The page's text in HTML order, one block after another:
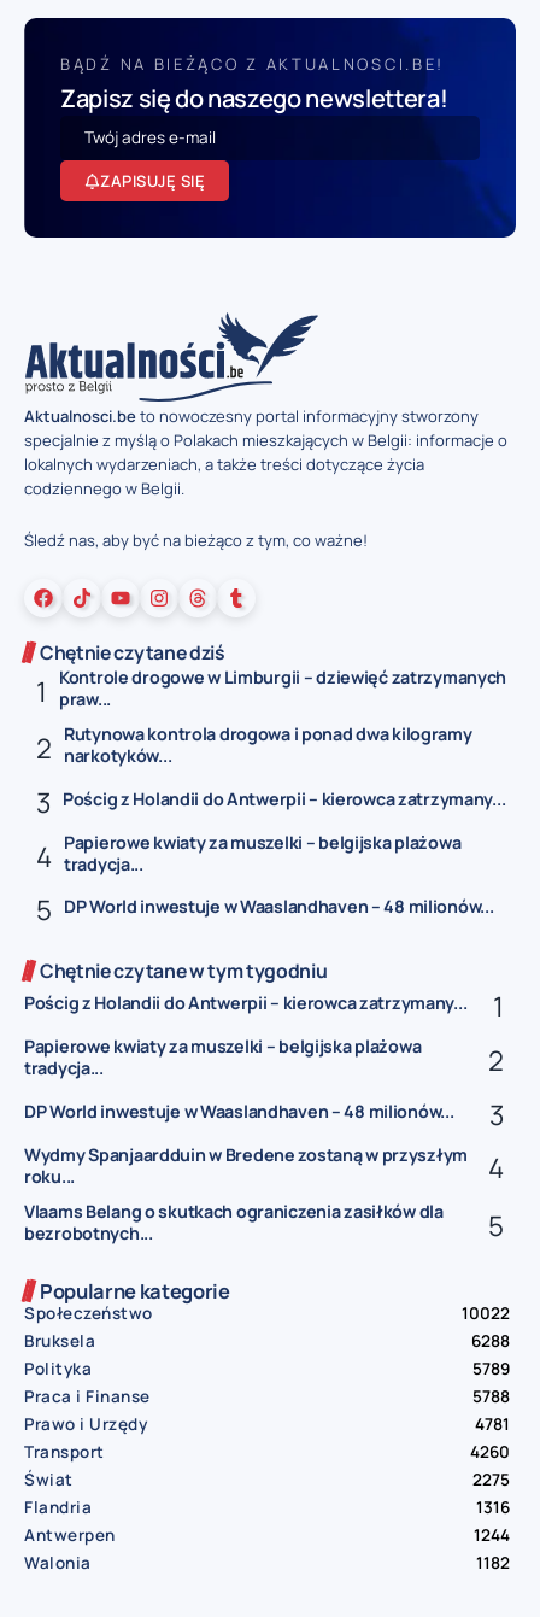
BĄDŹ NA BIEŻĄCO Z AKTUALNOSCI.BE!
Zapisz się do naszego newslettera!
ZAPISUJĘ SIĘ
Aktualnosci.beto nowoczesny portal informacyjny stworzony
specjalnie z myślą o Polakach mieszkających w Belgii: informacje o
lokalnych wydarzeniach, a także treści dotyczące życia
codziennego w Belgii.
Śledź nas, aby być na bieżąco z tym, co ważne!
Chętnie czytane dziś
Kontrole drogowe w Limburgii – dziewięć zatrzymanych
praw...
Rutynowa kontrola drogowa i ponad dwa kilogramy
narkotyków...
Pościg z Holandii do Antwerpii – kierowca zatrzymany...
Papierowe kwiaty za muszelki – belgijska plażowa
tradycja...
DP World inwestuje w Waaslandhaven – 48 milionów...
Chętnie czytane w tym tygodniu
Pościg z Holandii do Antwerpii – kierowca zatrzymany...
Papierowe kwiaty za muszelki – belgijska plażowa
tradycja...
DP World inwestuje w Waaslandhaven – 48 milionów...
Wydmy Spanjaardduin w Bredene zostaną w przyszłym
roku...
Vlaams Belang o skutkach ograniczenia zasiłków dla
bezrobotnych...
Popularne kategorie
Społeczeństwo
10022
Bruksela
6288
Polityka
5789
Praca i Finanse
5788
Prawo i Urzędy
4781
Transport
4260
Świat
2275
Flandria
1316
Antwerpen
1244
Walonia
1182